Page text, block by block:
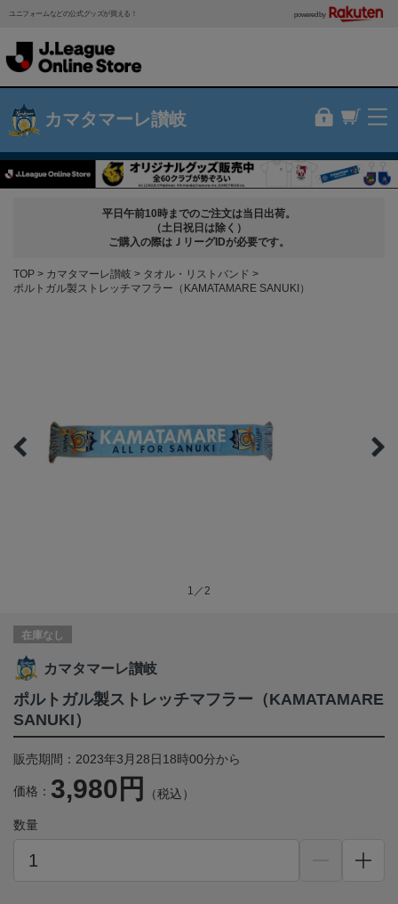
ユニフォームなどの公式グッズが買える！ powered by
カマタマーレ讃岐
平日午前10時までのご注文は当日出荷。
（土日祝日は除く）
ご購入の際はＪリーグIDが必要です。
TOP カマタマーレ讃岐
タオル・リストバンド
ポルトガル製ストレッチマフラー（KAMATAMARE SANUKI）
1／2
在庫なし
カマタマーレ讃岐
ポルトガル製ストレッチマフラー（KAMATAMARE
SANUKI）
販売期間：2023年3月28日18時00分から
価格： 3,980円 （税込）
数量